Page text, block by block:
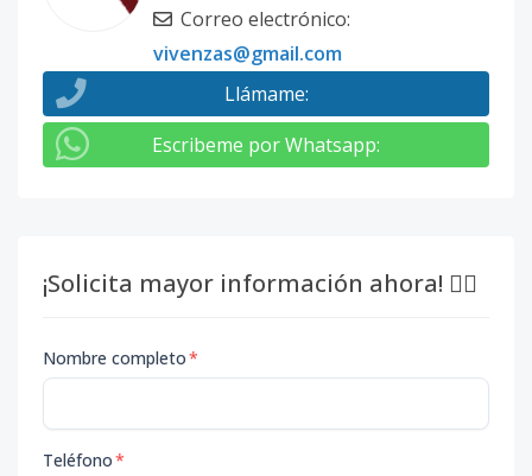
Correo electrónico:
vivenzas@gmail.com
Llámame:
Escribeme por Whatsapp:
¡Solicita mayor información ahora! 👇🏽
Nombre completo*
Teléfono*